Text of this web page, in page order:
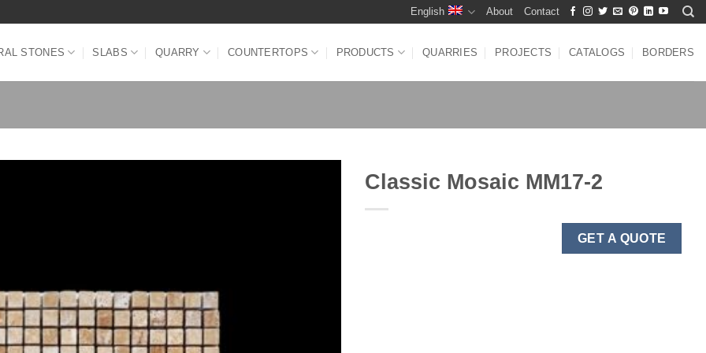
English About Contact
STONES SLABS QUARRY COUNTERTOPS PRODUCTS QUARRIES PROJECTS CATALOGS BORDERS
Classic Mosaic MM17-2
GET A QUOTE